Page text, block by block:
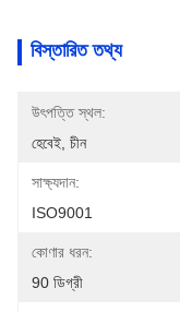
বিস্তারিত তথ্য
উৎপত্তি স্থল:
হেবেই, চীন
সাক্ষ্যদান:
ISO9001
কোণার ধরন:
90 ডিগ্রী